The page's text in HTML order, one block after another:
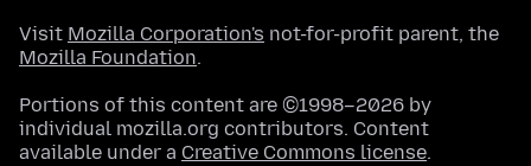
Visit Mozilla Corporation's not-for-profit parent, the
Mozilla Foundation.
Portions of this content are ©1998–2026 by
individual mozilla.org contributors. Content
available under a Creative Commons license.